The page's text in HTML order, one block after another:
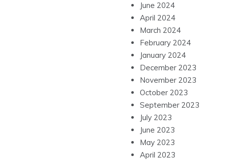
June 2024
April 2024
March 2024
February 2024
January 2024
December 2023
November 2023
October 2023
September 2023
July 2023
June 2023
May 2023
April 2023